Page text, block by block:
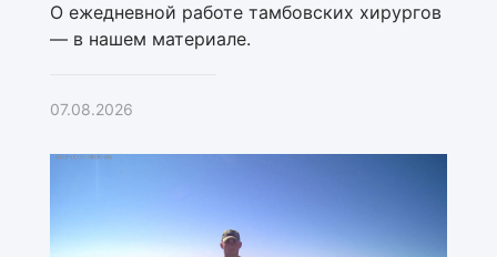
О ежедневной работе тамбовских хирургов
— в нашем материале.
07.08.2026